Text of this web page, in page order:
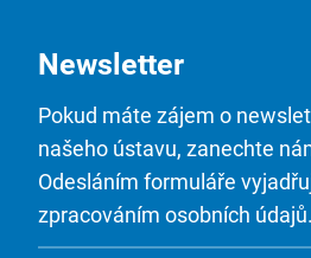
Newsletter
Pokud máte zájem o
našeho ústavu, zanechte
Odesláním formuláře
zpracováním osobních údajů.